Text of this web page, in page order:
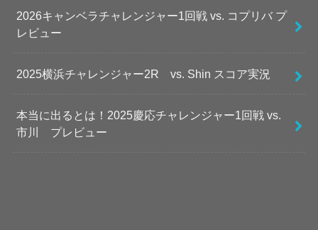
2026キャンベラチャレンジャー1回戦 vs. コプリバ プ
レビュー
2025横浜チャレンジャー2R vs. Shin スコア実況
本当に出るとは！2025慶応チャレンジャー1回戦 vs.
市川 プレビュー